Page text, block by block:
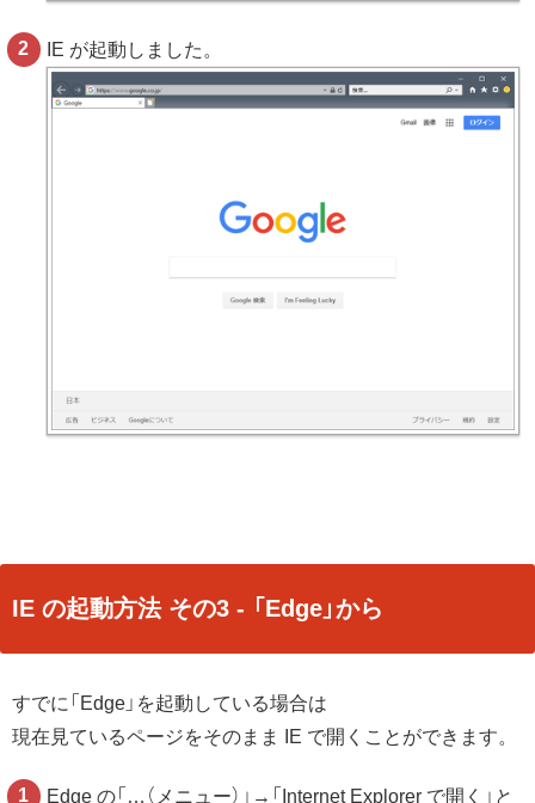
IE が起動しました。
IE の起動方法 その3 - 「Edge」から
すでに「Edge」を起動している場合は
現在見ているページをそのまま IE で開くことができます。
Edge の「…（メニュー）」→「Internet Explorer で開く」と